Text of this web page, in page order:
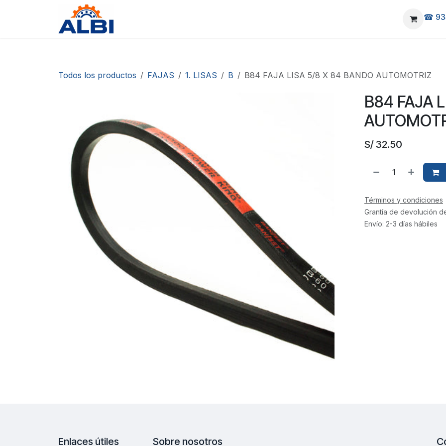
☎
Todos los productos FAJAS 1. LISAS B B84 FAJA LISA 5/8 X 84 BANDO AUTOMOTRIZ
B84 FAJA
S/32.50
Términos y condiciones
Grantía de devolución
Envío: 2-3 días hábiles
Enlaces útiles Sobre nosotros